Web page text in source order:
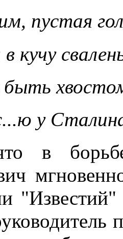
пустая
у
в